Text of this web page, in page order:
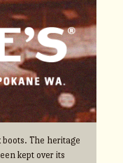
boots. The heritage
kept over its